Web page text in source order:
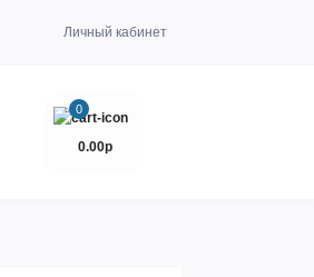
Личный кабинет
0
0.00р